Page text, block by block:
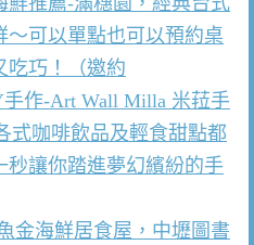
～可以單點也可以預約桌
吃巧！（邀約
作-Art Wall Milla 米菈手
式咖啡飲品及輕食甜點都
秒讓你踏進夢幻繽紛的手
金海鮮居食屋，中壢圖書